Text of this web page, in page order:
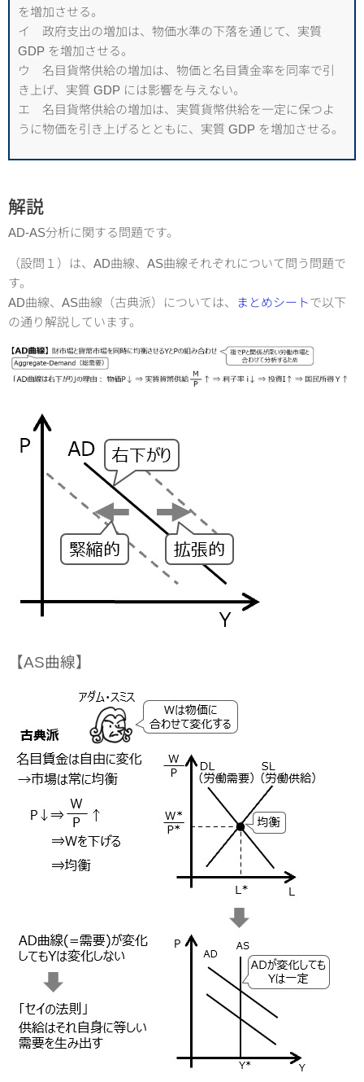
を増加させる。
イ 政府支出の増加は、物価水準の下落を通じて、実質
GDP を増加させる。
ウ 名目貨幣供給の増加は、物価と名目賃金率を同率で引
き上げ、実質 GDP には影響を与えない。
エ 名目貨幣供給の増加は、実質貨幣供給を一定に保つよ
うに物価を引き上げるとともに、実質 GDP を増加させる。
解説
AD-AS分析に関する問題です。
（設問１）は、AD曲線、AS曲線それぞれについて問う問題で
す。
AD曲線、AS曲線（古典派）については、
まとめシートで以下
の通り解説しています。
【AS曲線】